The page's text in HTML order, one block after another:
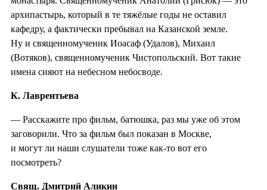
архипастырь, который в те тяжёлые годы не оставил
кафедру, а фактически пребывал на Казанской земле.
Ну и священномученик Иоасаф (Удалов), Михаил
(Вотяков), священномученик Чистопольский. Вот такие
имена сияют на небесном небосводе.
К. Лаврентьева
— Расскажите про фильм, батюшка, раз мы уже об этом
заговорили. Что за фильм был показан в Москве,
и могут ли наши слушатели тоже как-то вот его
посмотреть?
Свящ. Дмитрий Аликин